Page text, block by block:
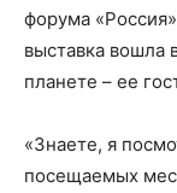
форума
выставка вошла
планете – ее
«Знаете, я
посещаемых